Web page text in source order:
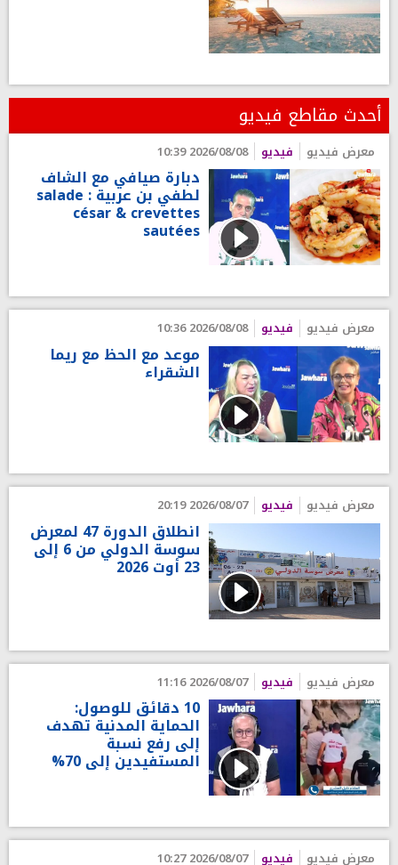
أحدث مقاطع فيديو
معرض فيديو فيديو 2026/08/08 10:39
دبارة صيافي مع الشاف
لطفي بن عربية : salade
césar & crevettes
sautées
معرض فيديو فيديو 2026/08/08 10:36
موعد مع الحظ مع ريما
الشقراء
معرض فيديو فيديو 2026/08/07 20:19
انطلاق الدورة 47 لمعرض
سوسة الدولي من 6 إلى
23 أوت 2026
معرض فيديو فيديو 2026/08/07 11:16
10 دقائق للوصول:
الحماية المدنية تهدف
إلى رفع نسبة
المستفيدين إلى 70%
معرض فيديو فيديو 2026/08/07 10:27